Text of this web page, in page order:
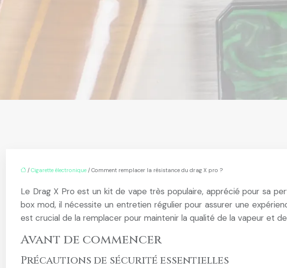
/ Cigarette électronique / Comment remplacer la résistance du drag X pro ?
Le Drag X Pro est un kit de vape très populaire, apprécié pour sa
box mod, il nécessite un entretien régulier pour assurer une
est crucial de la remplacer pour maintenir la qualité de la vapeur et
Avant de commencer
Précautions de sécurité essentielles